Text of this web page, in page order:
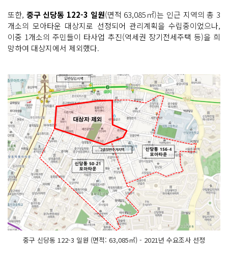
또한, 중구 신당동 122-3 일원(면적 63,085㎡)는 인근 지역의 총 3
개소의 모아타운 대상지로 선정되어 관리계획을 수립중이었으나,
이중 1개소의 주민들이 타사업 추진(역세권 장기전세주택 등)을 희
망하여 대상지에서 제외했다.
중구 신당동 122-3 일원 (면적: 63,085㎡) - 2021년 수요조사 선정